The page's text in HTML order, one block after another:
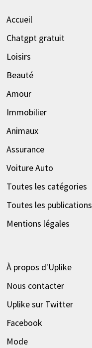
Accueil
Chatgpt gratuit
Loisirs
Beauté
Amour
Immobilier
Animaux
Assurance
Voiture Auto
Toutes les catégories
Toutes les publications
Mentions légales
À propos d'Uplike
Nous contacter
Uplike sur Twitter
Facebook
Mode